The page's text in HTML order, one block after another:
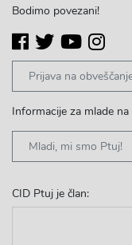
Bodimo povezani!
Prijava na
Informacije za mlade
Mladi, mi smo Ptuj!
CID Ptuj je član: